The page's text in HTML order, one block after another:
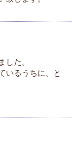
た。
いるうちに、と